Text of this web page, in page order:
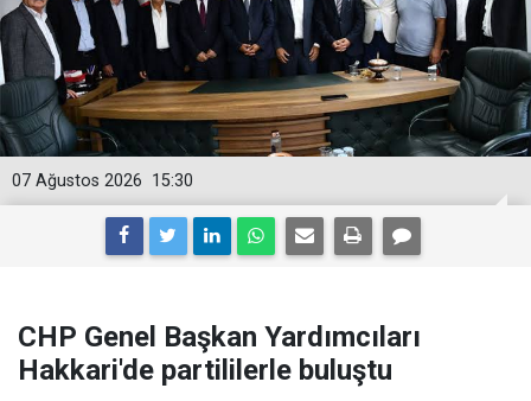
15:30
07 Ağustos 2026
CHP Genel Başkan Yardımcıları
Hakkari'de partililerle buluştu